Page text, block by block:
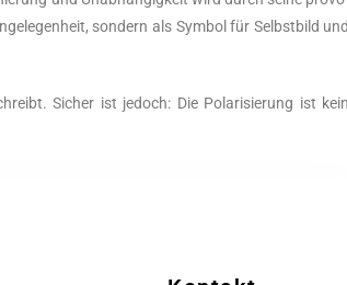
son­dern als Sym­bol für Selbst­bild und
Sicher ist jedoch: Die Pola­ri­sie­rung ist kein